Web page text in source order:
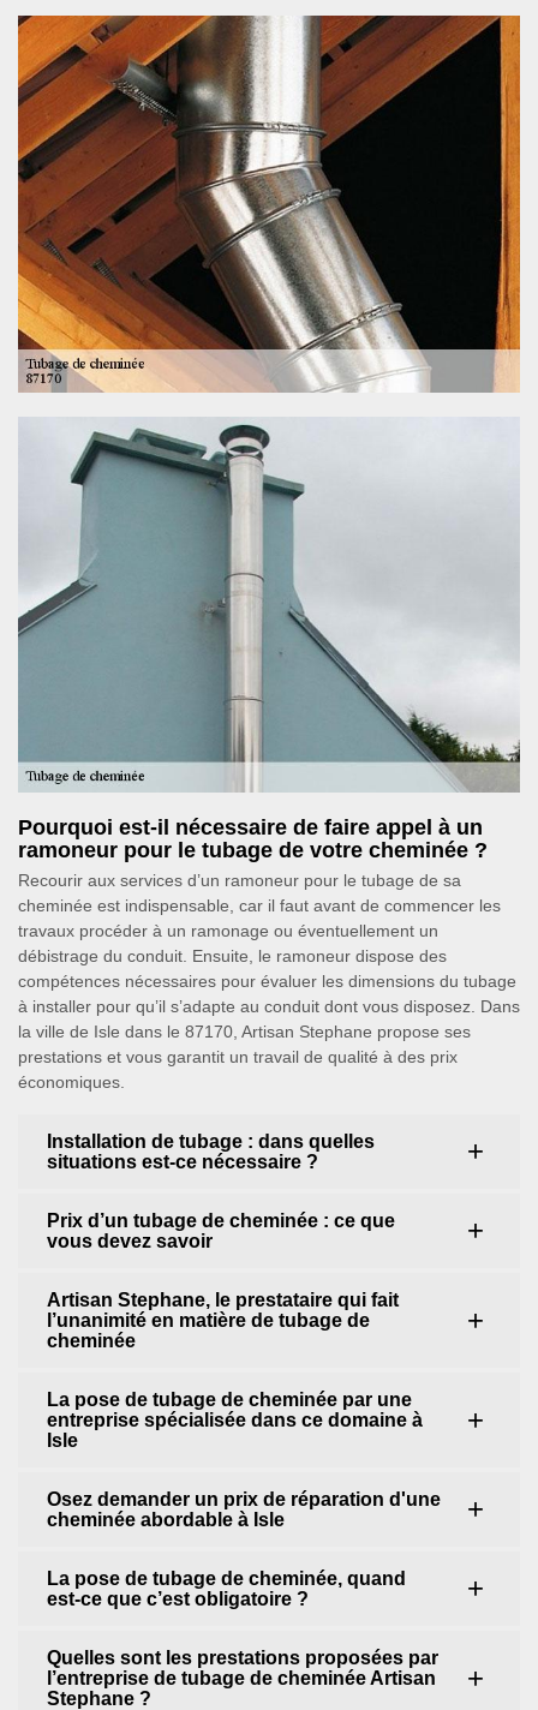
Pourquoi est-il nécessaire de faire appel à un
ramoneur pour le tubage de votre cheminée ?
Recourir aux services d’un ramoneur pour le tubage de sa
cheminée est indispensable, car il faut avant de commencer les
travaux procéder à un ramonage ou éventuellement un
débistrage du conduit. Ensuite, le ramoneur dispose des
compétences nécessaires pour évaluer les dimensions du tubage
à installer pour qu’il s’adapte au conduit dont vous disposez. Dans
la ville de Isle dans le 87170, Artisan Stephane propose ses
prestations et vous garantit un travail de qualité à des prix
économiques.
Installation de tubage : dans quelles
situations est-ce nécessaire ?
Prix d’un tubage de cheminée : ce que
vous devez savoir
Artisan Stephane, le prestataire qui fait
l’unanimité en matière de tubage de
cheminée
La pose de tubage de cheminée par une
entreprise spécialisée dans ce domaine à
Isle
Osez demander un prix de réparation d'une
cheminée abordable à Isle
La pose de tubage de cheminée, quand
est-ce que c’est obligatoire ?
Quelles sont les prestations proposées par
l’entreprise de tubage de cheminée Artisan
Stephane ?